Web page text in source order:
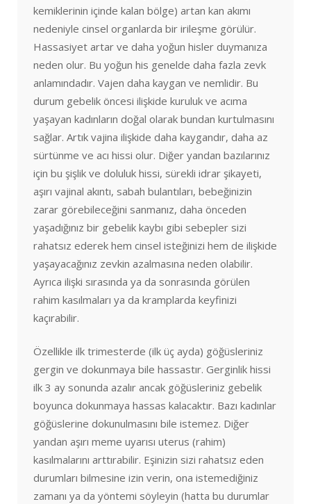
kemiklerinin içinde kalan bölge) artan kan akımı
nedeniyle cinsel organlarda bir irileşme görülür.
Hassasiyet artar ve daha yoğun hisler duymanıza
neden olur. Bu yoğun his genelde daha fazla zevk
anlamındadır. Vajen daha kaygan ve nemlidir. Bu
durum gebelik öncesi ilişkide kuruluk ve acıma
yaşayan kadınların doğal olarak bundan kurtulmasını
sağlar. Artık vajina ilişkide daha kaygandır, daha az
sürtünme ve acı hissi olur. Diğer yandan bazılarınız
için bu şişlik ve doluluk hissi, sürekli idrar şikayeti,
aşırı vajinal akıntı, sabah bulantıları, bebeğinizin
zarar görebileceğini sanmanız, daha önceden
yaşadığınız bir gebelik kaybı gibi sebepler sizi
rahatsız ederek hem cinsel isteğinizi hem de ilişkide
yaşayacağınız zevkin azalmasına neden olabilir.
Ayrıca ilişki sırasında ya da sonrasında görülen
rahim kasılmaları ya da kramplarda keyfinizi
kaçırabilir.
Özellikle ilk trimesterde (ilk üç ayda) göğüsleriniz
gergin ve dokunmaya bile hassastır. Gerginlik hissi
ilk 3 ay sonunda azalır ancak göğüsleriniz gebelik
boyunca dokunmaya hassas kalacaktır. Bazı kadınlar
göğüslerine dokunulmasını bile istemez. Diğer
yandan aşırı meme uyarısı uterus (rahim)
kasılmalarını arttırabilir. Eşinizin sizi rahatsız eden
durumları bilmesine izin verin, ona istemediğiniz
zamanı ya da yöntemi söyleyin (hatta bu durumlar